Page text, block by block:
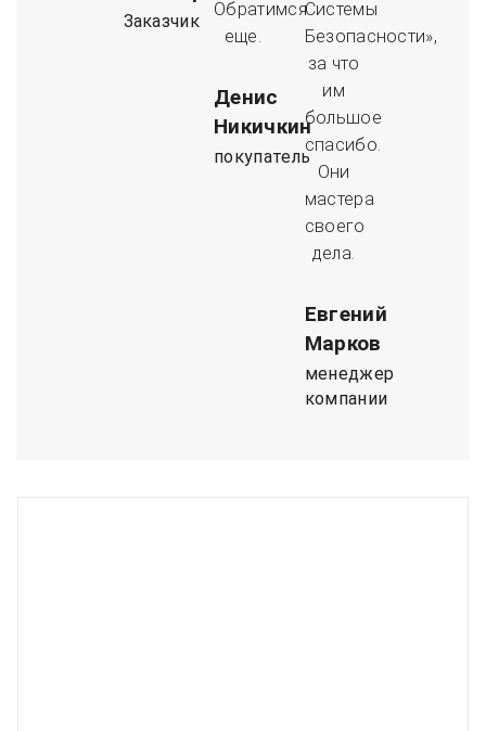
Заказчик
Обратимся
еще.
Денис
Никичкин
покупатель
Системы
Безопасности»,
за что
им
большое
спасибо.
Они
мастера
своего
дела.
Евгений
Марков
менеджер
компании